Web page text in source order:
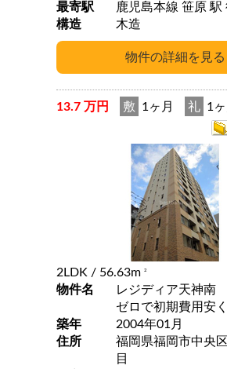
最寄駅
構造
木造
13.7 万円 敷 1ヶ月 礼 1ヶ
2LDK / 56.63m 2
物件名
レジディア天神南
ゼロで初期費用安く
築年
2004年01月
住所
福岡県福岡市中央
目